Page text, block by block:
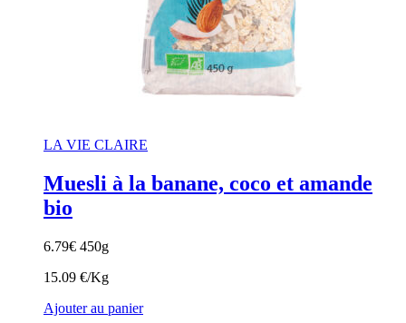
LA VIE CLAIRE
Muesli à la banane, coco et amande
bio
6.79€ 450g
15.09 €/Kg
Ajouter au panier